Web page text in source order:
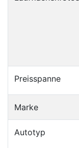
Preisspanne
Marke
Autotyp